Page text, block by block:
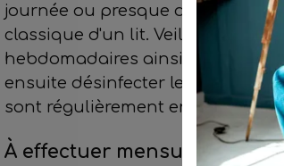
journée ou presque dans son
classique d'un lit. Veillez à
hebdomadaires ainsi que des
ensuite désinfecter le lit à l'aide
sont régulièrement en contact
À effectuer mensuellement